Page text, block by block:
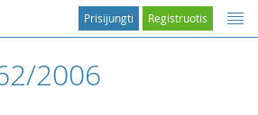
Registruotis
Prisijungti
2006